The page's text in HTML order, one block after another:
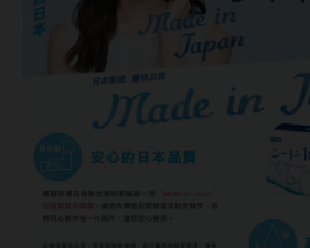
Pony Pallet魔彩盤
CRYSTE晶瞳
DECORATIVE視妝美
SAMI佐美